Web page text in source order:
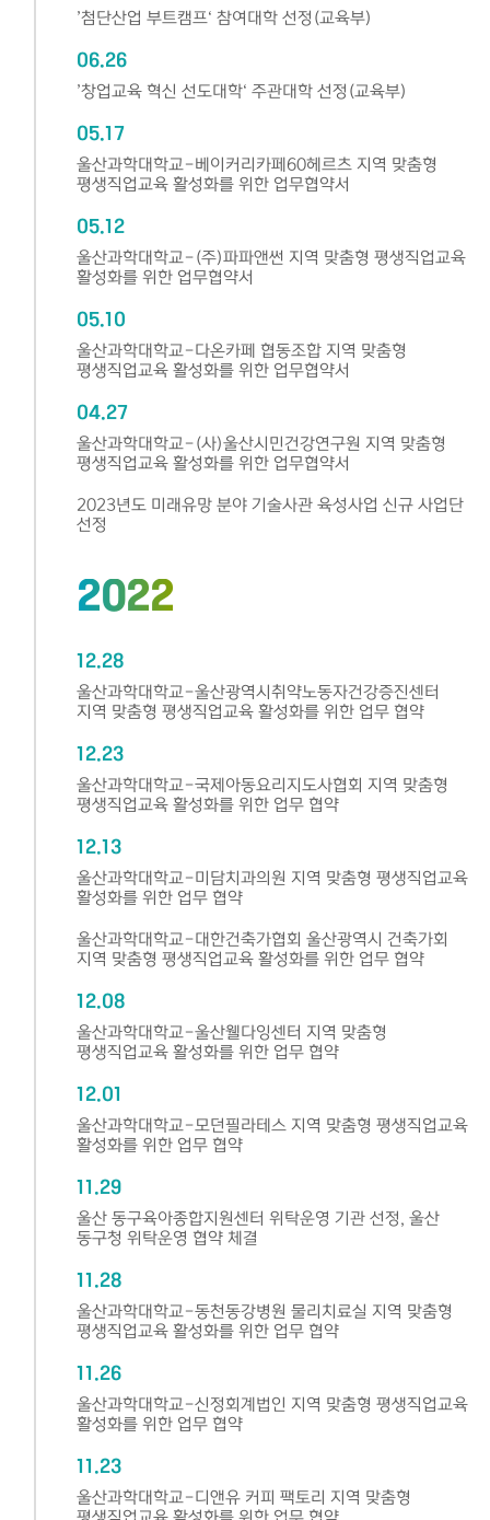
’첨단산업 부트캠프‘ 참여대학 선정(교육부)
06.26
’창업교육 혁신 선도대학‘ 주관대학 선정(교육부)
05.17
울산과학대학교-베이커리카페60헤르츠 지역 맞춤형
평생직업교육 활성화를 위한 업무협약서
05.12
울산과학대학교-(주)파파앤썬 지역 맞춤형 평생직업교육
활성화를 위한 업무협약서
05.10
울산과학대학교-다온카페 협동조합 지역 맞춤형
평생직업교육 활성화를 위한 업무협약서
04.27
울산과학대학교-(사)울산시민건강연구원 지역 맞춤형
평생직업교육 활성화를 위한 업무협약서
2023년도 미래유망 분야 기술사관 육성사업 신규 사업단
선정
2022
12.28
울산과학대학교-울산광역시취약노동자건강증진센터
지역 맞춤형 평생직업교육 활성화를 위한 업무 협약
12.23
울산과학대학교-국제아동요리지도사협회 지역 맞춤형
평생직업교육 활성화를 위한 업무 협약
12.13
울산과학대학교-미담치과의원 지역 맞춤형 평생직업교육
활성화를 위한 업무 협약
울산과학대학교-대한건축가협회 울산광역시 건축가회
지역 맞춤형 평생직업교육 활성화를 위한 업무 협약
12.08
울산과학대학교-울산웰다잉센터 지역 맞춤형
평생직업교육 활성화를 위한 업무 협약
12.01
울산과학대학교-모던필라테스 지역 맞춤형 평생직업교육
활성화를 위한 업무 협약
11.29
울산 동구육아종합지원센터 위탁운영 기관 선정, 울산
동구청 위탁운영 협약 체결
11.28
울산과학대학교-동천동강병원 물리치료실 지역 맞춤형
평생직업교육 활성화를 위한 업무 협약
11.26
울산과학대학교-신정회계법인 지역 맞춤형 평생직업교육
활성화를 위한 업무 협약
11.23
울산과학대학교-디앤유 커피 팩토리 지역 맞춤형